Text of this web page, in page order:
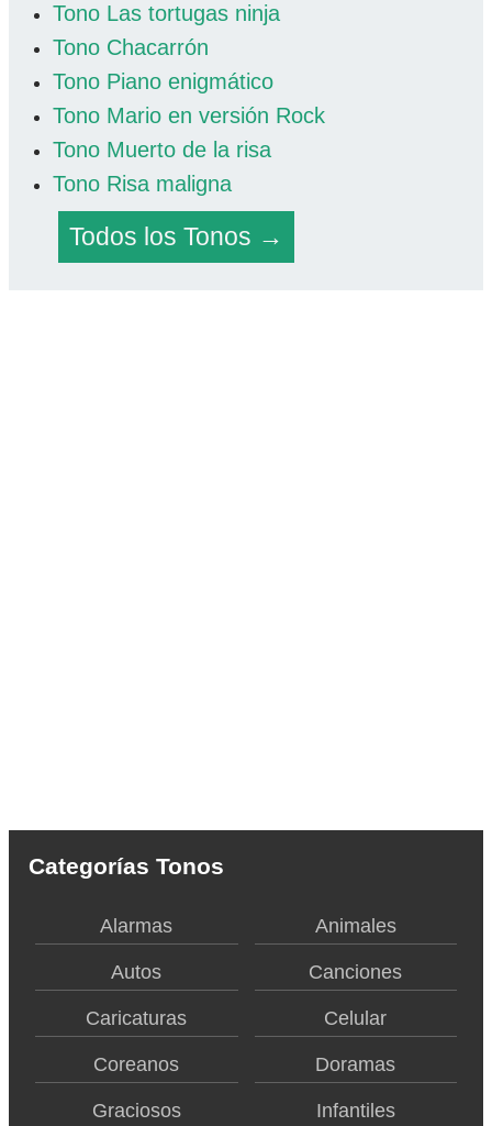
Tono Las tortugas ninja
Tono Chacarrón
Tono Piano enigmático
Tono Mario en versión Rock
Tono Muerto de la risa
Tono Risa maligna
Todos los Tonos →
Categorías Tonos
Alarmas Animales
Autos Canciones
Caricaturas Celular
Coreanos Doramas
Graciosos Infantiles